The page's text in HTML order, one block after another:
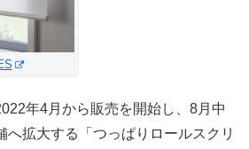
年4月から販売を開始し、8月中
へ拡大する「つっぱりロールスクリ